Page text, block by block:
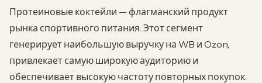
Протеиновые коктейли — флагманский продукт
рынка спортивного питания. Этот сегмент
генерирует наибольшую выручку на WB и Ozon,
привлекает самую широкую аудиторию и
обеспечивает высокую частоту повторных покупок.